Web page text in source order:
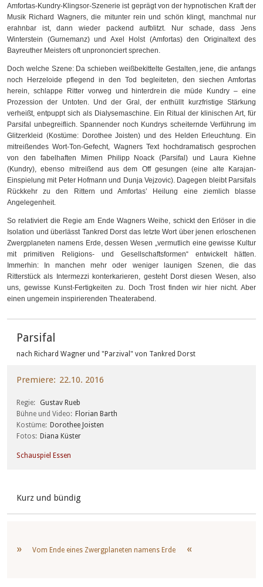
Amfortas-Kundry-Klingsor-Szenerie ist geprägt von der hypnotischen Kraft der
Musik Richard Wagners, die mitunter rein und schön klingt, manchmal nur
erahnbar ist, dann wieder packend aufblitzt. Nur schade, dass Jens
Winterstein (Gurnemanz) und Axel Holst (Amfortas) den Originaltext des
Bayreuther Meisters oft unprononciert sprechen.
Doch welche Szene: Da schieben weißbekittelte Gestalten, jene, die anfangs
noch Herzeloide pflegend in den Tod begleiteten, den siechen Amfortas
herein, schlappe Ritter vorweg und hinterdrein die müde Kundry – eine
Prozession der Untoten. Und der Gral, der enthüllt kurzfristige Stärkung
verheißt, entpuppt sich als Dialysemaschine. Ein Ritual der klinischen Art, für
Parsifal unbegreiflich. Spannender noch Kundrys scheiternde Verführung im
Glitzerkleid (Kostüme: Dorothee Joisten) und des Helden Erleuchtung. Ein
mitreißendes Wort-Ton-Gefecht, Wagners Text hochdramatisch gesprochen
von den fabelhaften Mimen Philipp Noack (Parsifal) und Laura Kiehne
(Kundry), ebenso mitreißend aus dem Off gesungen (eine alte Karajan-
Einspielung mit Peter Hofmann und Dunja Vejzovic). Dagegen bleibt Parsifals
Rückkehr zu den Rittern und Amfortas’ Heilung eine ziemlich blasse
Angelegenheit.
So relativiert die Regie am Ende Wagners Weihe, schickt den Erlöser in die
Isolation und überlässt Tankred Dorst das letzte Wort über jenen erloschenen
Zwergplaneten namens Erde, dessen Wesen „vermutlich eine gewisse Kultur
mit primitiven Religions- und Gesellschaftsformen“ entwickelt hätten.
Immerhin: In manchen mehr oder weniger launigen Szenen, die das
Ritterstück als Intermezzi konterkarieren, gesteht Dorst diesen Wesen, also
uns, gewisse Kunst-Fertigkeiten zu. Doch Trost finden wir hier nicht. Aber
einen ungemein inspirierenden Theaterabend.
Parsifal
nach Richard Wagner und "Parzival" von Tankred Dorst
Premiere 22.10. 2016
Regie
Gustav Rueb
Bühne und Video
Florian Barth
Kostüme Dorothee Joisten
Fotos Diana Küster
Schauspiel Essen
Kurz und bündig
Vom Ende eines Zwergplaneten namens Erde